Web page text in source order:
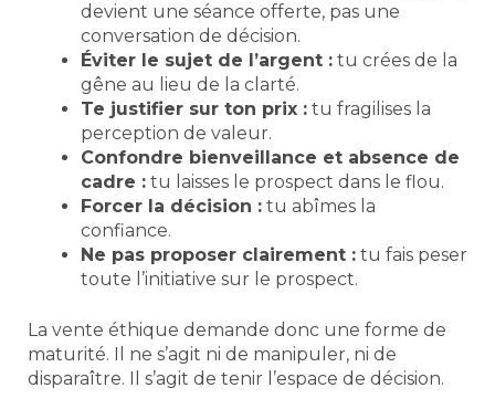
devient une séance offerte, pas une
conversation de décision.
Éviter le sujet de l’argent : tu crées de la
gêne au lieu de la clarté.
Te justifier sur ton prix : tu fragilises la
perception de valeur.
Confondre bienveillance et absence de
cadre : tu laisses le prospect dans le flou.
Forcer la décision : tu abîmes la
confiance.
Ne pas proposer clairement : tu fais peser
toute l’initiative sur le prospect.
La vente éthique demande donc une forme de
maturité. Il ne s’agit ni de manipuler, ni de
disparaître. Il s’agit de tenir l’espace de décision.